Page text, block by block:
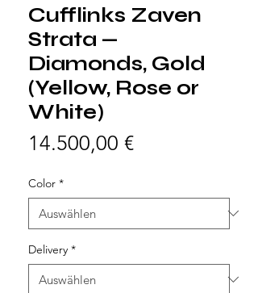
Cufflinks Zaven
Strata —
Diamonds, Gold
(Yellow, Rose or
White)
14.500,00 €Preis
Color *
Delivery *